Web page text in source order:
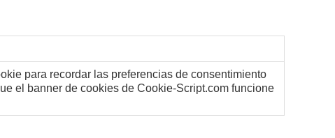
para recordar las preferencias de consentimiento
el banner de cookies de Cookie-Script.com funcione